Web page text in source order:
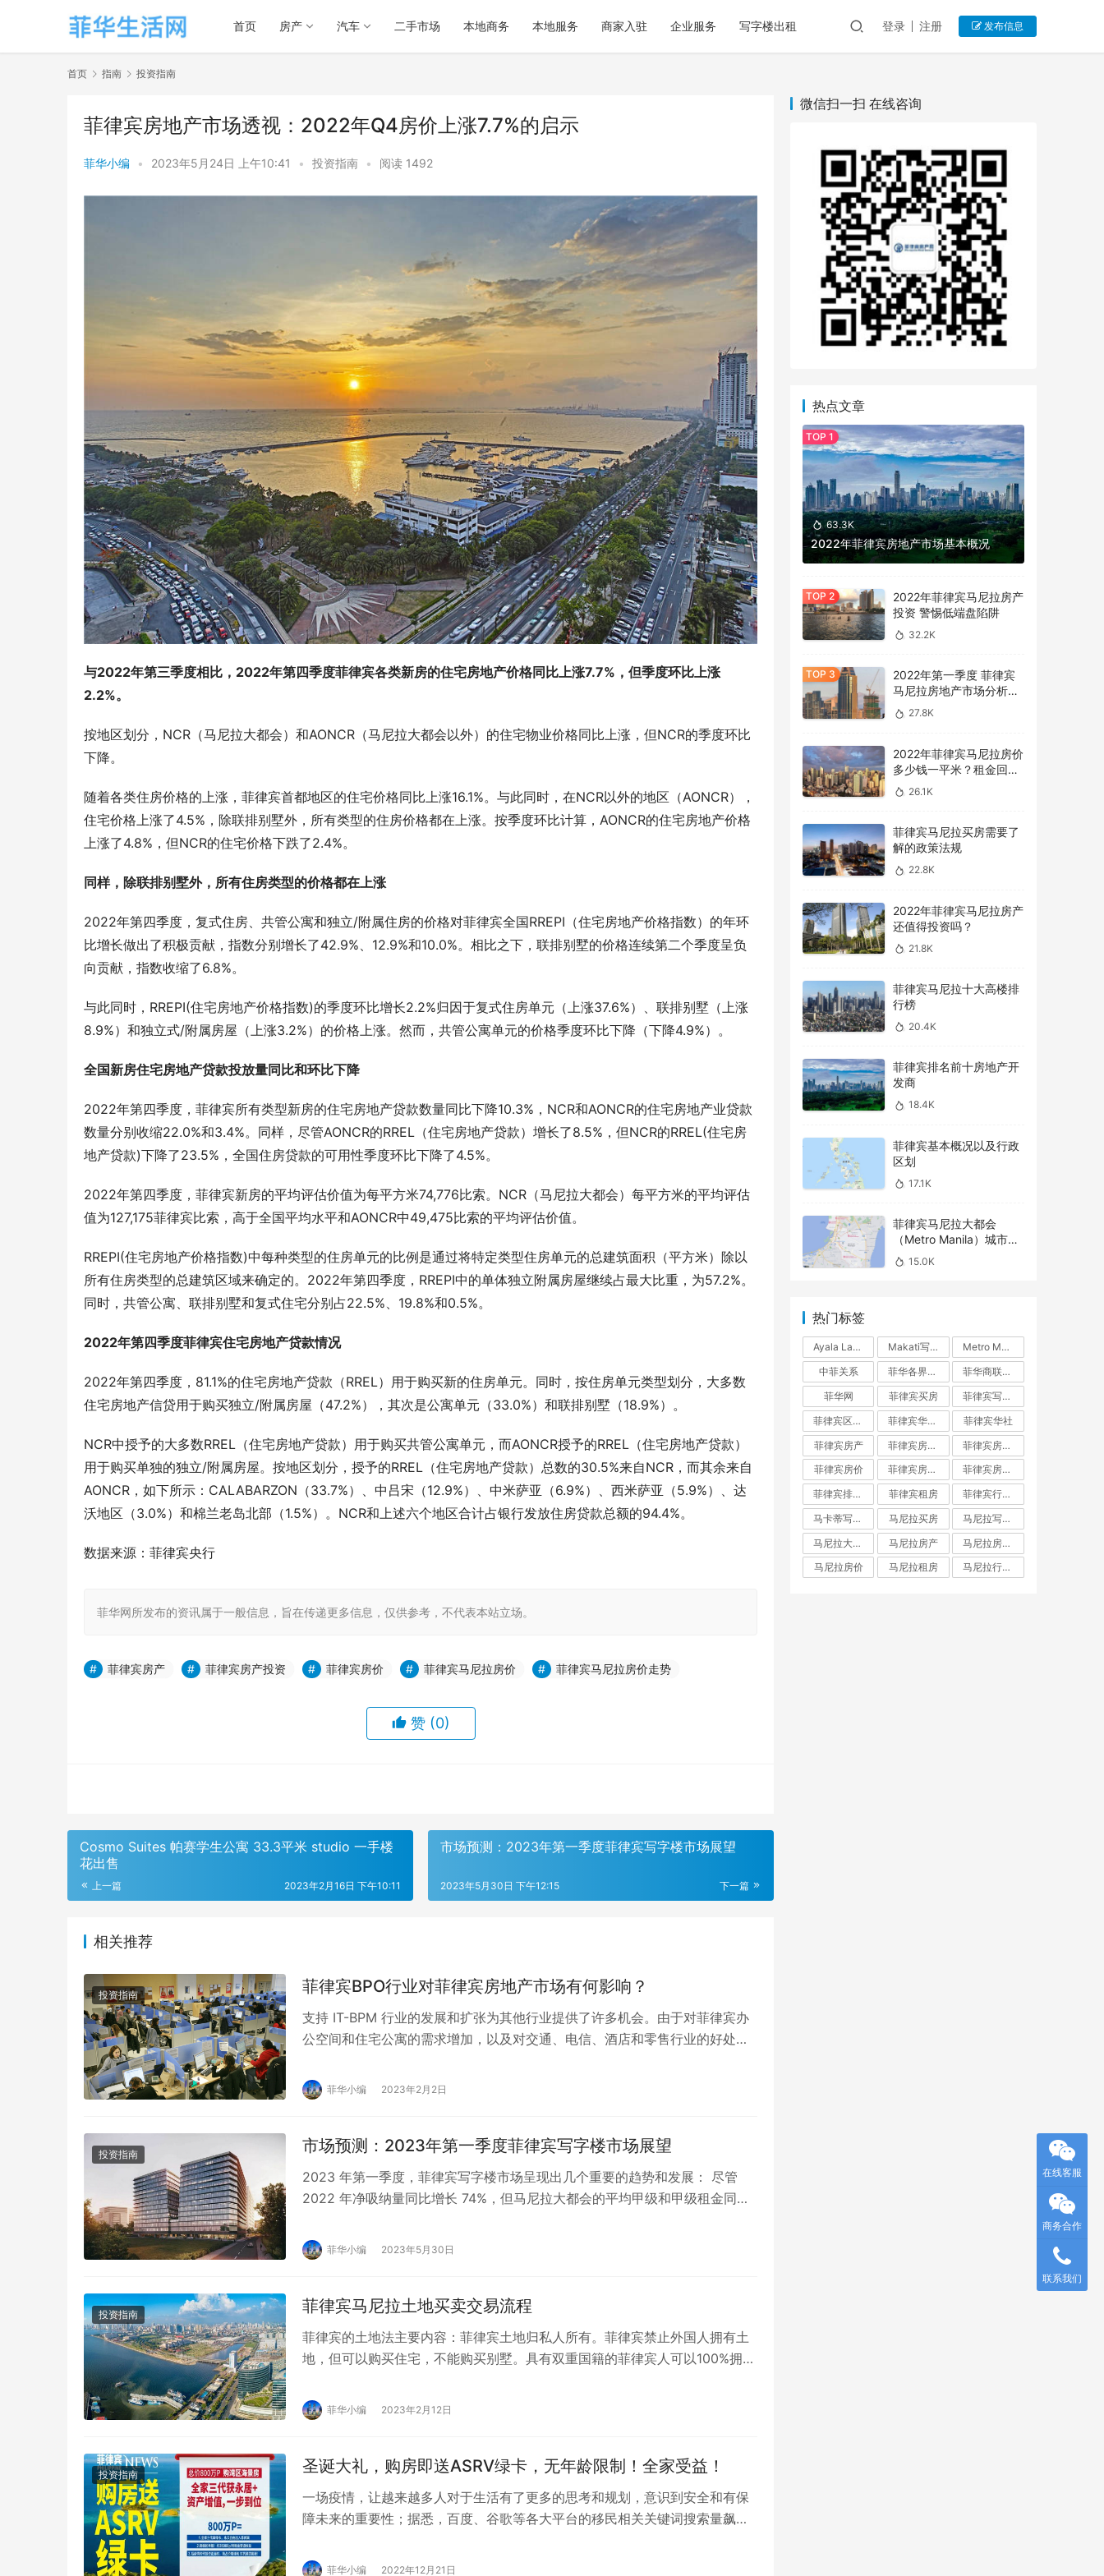
首页 房产 汽车 二手市场 本地商务 本地服务 商家入驻 企业服务 写字楼出租 登录 注册 发布信息
首页 指南 投资指南
菲律宾房地产市场透视：2022年Q4房价上涨7.7%的启示
菲华小编 • 2023年5月24日 上午10:41 • 投资指南 • 阅读 1492
与2022年第三季度相比，2022年第四季度菲律宾各类新房的住宅房地产价格同比上涨7.7%，但季度环比上涨
2.2%。
按地区划分，NCR（马尼拉大都会）和AONCR（马尼拉大都会以外）的住宅物业价格同比上涨，但NCR的季度环比
下降。
随着各类住房价格的上涨，菲律宾首都地区的住宅价格同比上涨16.1%。与此同时，在NCR以外的地区（AONCR），
住宅价格上涨了4.5%，除联排别墅外，所有类型的住房价格都在上涨。按季度环比计算，AONCR的住宅房地产价格
上涨了4.8%，但NCR的住宅价格下跌了2.4%。
同样，除联排别墅外，所有住房类型的价格都在上涨
2022年第四季度，复式住房、共管公寓和独立/附属住房的价格对菲律宾全国RREPI（住宅房地产价格指数）的年环
比增长做出了积极贡献，指数分别增长了42.9%、12.9%和10.0%。相比之下，联排别墅的价格连续第二个季度呈负
向贡献，指数收缩了6.8%。
与此同时，RREPI(住宅房地产价格指数)的季度环比增长2.2%归因于复式住房单元（上涨37.6%）、联排别墅（上涨
8.9%）和独立式/附属房屋（上涨3.2%）的价格上涨。然而，共管公寓单元的价格季度环比下降（下降4.9%）。
全国新房住宅房地产贷款投放量同比和环比下降
2022年第四季度，菲律宾所有类型新房的住宅房地产贷款数量同比下降10.3%，NCR和AONCR的住宅房地产业贷款
数量分别收缩22.0%和3.4%。同样，尽管AONCR的RREL（住宅房地产贷款）增长了8.5%，但NCR的RREL(住宅房
地产贷款)下降了23.5%，全国住房贷款的可用性季度环比下降了4.5%。
2022年第四季度，菲律宾新房的平均评估价值为每平方米74,776比索。NCR（马尼拉大都会）每平方米的平均评估
值为127,175菲律宾比索，高于全国平均水平和AONCR中49,475比索的平均评估价值。
RREPI(住宅房地产价格指数)中每种类型的住房单元的比例是通过将特定类型住房单元的总建筑面积（平方米）除以
所有住房类型的总建筑区域来确定的。2022年第四季度，RREPI中的单体独立附属房屋继续占最大比重，为57.2%。
同时，共管公寓、联排别墅和复式住宅分别占22.5%、19.8%和0.5%。
2022年第四季度菲律宾住宅房地产贷款情况
2022年第四季度，81.1%的住宅房地产贷款（RREL）用于购买新的住房单元。同时，按住房单元类型划分，大多数
住宅房地产信贷用于购买独立/附属房屋（47.2%），其次是公寓单元（33.0%）和联排别墅（18.9%）。
NCR中授予的大多数RREL（住宅房地产贷款）用于购买共管公寓单元，而AONCR授予的RREL（住宅房地产贷款）
用于购买单独的独立/附属房屋。按地区划分，授予的RREL（住宅房地产贷款）总数的30.5%来自NCR，而其余来自
AONCR，如下所示：CALABARZON（33.7%）、中吕宋（12.9%）、中米萨亚（6.9%）、西米萨亚（5.9%）、达
沃地区（3.0%）和棉兰老岛北部（1.5%）。NCR和上述六个地区合计占银行发放住房贷款总额的94.4%。
数据来源：菲律宾央行
菲华网所发布的资讯属于一般信息，旨在传递更多信息，仅供参考，不代表本站立场。
菲律宾房产 菲律宾房产投资 菲律宾房价 菲律宾马尼拉房价 菲律宾马尼拉房价走势
赞 (0)
Cosmo Suites 帕赛学生公寓 33.3平米 studio 一手楼
花出售
上一篇 2023年2月16日 下午10:11
市场预测：2023年第一季度菲律宾写字楼市场展望
下一篇
2023年5月30日 下午12:15
相关推荐
投资指南 菲律宾BPO行业对菲律宾房地产市场有何影响？
支持 IT-BPM 行业的发展和扩张为其他行业提供了许多机会。由于对菲律宾办
公空间和住宅公寓的需求增加，以及对交通、电信、酒店和零售行业的好处，
菲华小编 2023年2月2日
投资指南 市场预测：2023年第一季度菲律宾写字楼市场展望
2023 年第一季度，菲律宾写字楼市场呈现出几个重要的趋势和发展： 尽管
2022 年净吸纳量同比增长 74%，但马尼拉大都会的平均甲级和甲级租金同比
菲华小编 2023年5月30日
投资指南 菲律宾马尼拉土地买卖交易流程
菲律宾的土地法主要内容：菲律宾土地归私人所有。菲律宾禁止外国人拥有土
地，但可以购买住宅，不能购买别墅。具有双重国籍的菲律宾人可以100%拥有
菲华小编 2023年2月12日
投资指南 圣诞大礼，购房即送ASRV绿卡，无年龄限制！全家受益！
一场疫情，让越来越多人对于生活有了更多的思考和规划，意识到安全和有保
障未来的重要性；据悉，百度、谷歌等各大平台的移民相关关键词搜索量飙
菲华小编 2022年12月21日
微信扫一扫 在线咨询
热点文章
63.3K
2022年菲律宾房地产市场基本概况
2022年菲律宾马尼拉房产
投资 警惕低端盘陷阱
32.2K
2022年第一季度 菲律宾
马尼拉房地产市场分析报
告
27.8K
2022年菲律宾马尼拉房价
多少钱一平米？租金回报
率怎么样？
26.1K
菲律宾马尼拉买房需要了
解的政策法规
22.8K
2022年菲律宾马尼拉房产
还值得投资吗？
21.8K
菲律宾马尼拉十大高楼排
行榜
20.4K
菲律宾排名前十房地产开
发商
18.4K
菲律宾基本概况以及行政
区划
17.1K
菲律宾马尼拉大都会
（Metro Manila）城市介
绍之 – Parañaque
15.0K
热门标签
Ayala Land Makati写字楼
Metro Manila
中菲关系
菲华各界联合会
菲华商联总会
菲华网
菲律宾买房
菲律宾写字楼
菲律宾区域指南
菲律宾华人网
菲律宾华社
菲律宾房产
菲律宾房产投资
菲律宾房产投资指南
菲律宾房价
菲律宾房地产
菲律宾房地产开发商
菲律宾排名前十房地产开发商
菲律宾租房
菲律宾行政区划
马卡蒂写字楼
马尼拉买房
马尼拉写字楼
马尼拉大都会
马尼拉房产
马尼拉房产投资
马尼拉房价
马尼拉租房 马尼拉行政区划
在线客服
商务合作
联系我们